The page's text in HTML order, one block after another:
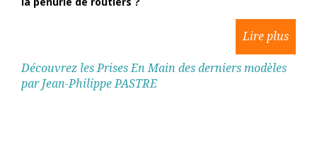
Découvrez les Prises En Main des derniers modèles
par Jean-Philippe PASTRE